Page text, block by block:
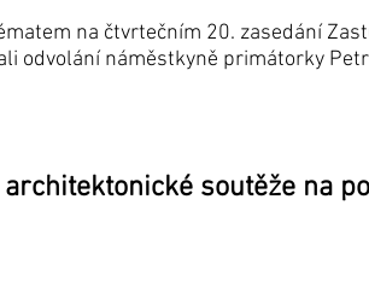
na čtvrtečním 20. zasedání
odvolání náměstkyně primátorky
soutěže na